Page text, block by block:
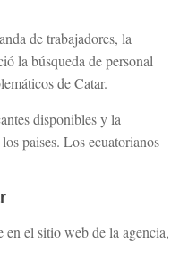
de trabajadores, la
la búsqueda de personal
de Catar.
disponibles y la
paises. Los ecuatorianos
el sitio web de la agencia,